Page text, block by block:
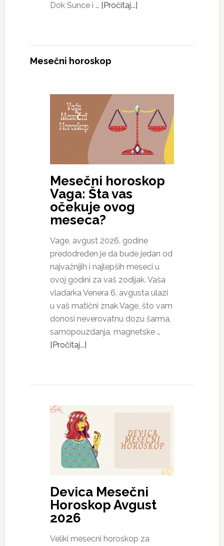
Dok Sunce i … [Pročitaj...]
Mesečni horoskop
Mesečni horoskop
Vaga: Šta vas
očekuje ovog
meseca?
Vage, avgust 2026. godine
predodređen je da bude jedan od
najvažnijih i najlepših meseci u
ovoj godini za vaš zodijak. Vaša
vladarka Venera 6. avgusta ulazi
u vaš matični znak Vage, što vam
donosi neverovatnu dozu šarma,
samopouzdanja, magnetske …
[Pročitaj...]
Devica Mesečni
Horoskop Avgust
2026
Veliki mesecni horoskop za